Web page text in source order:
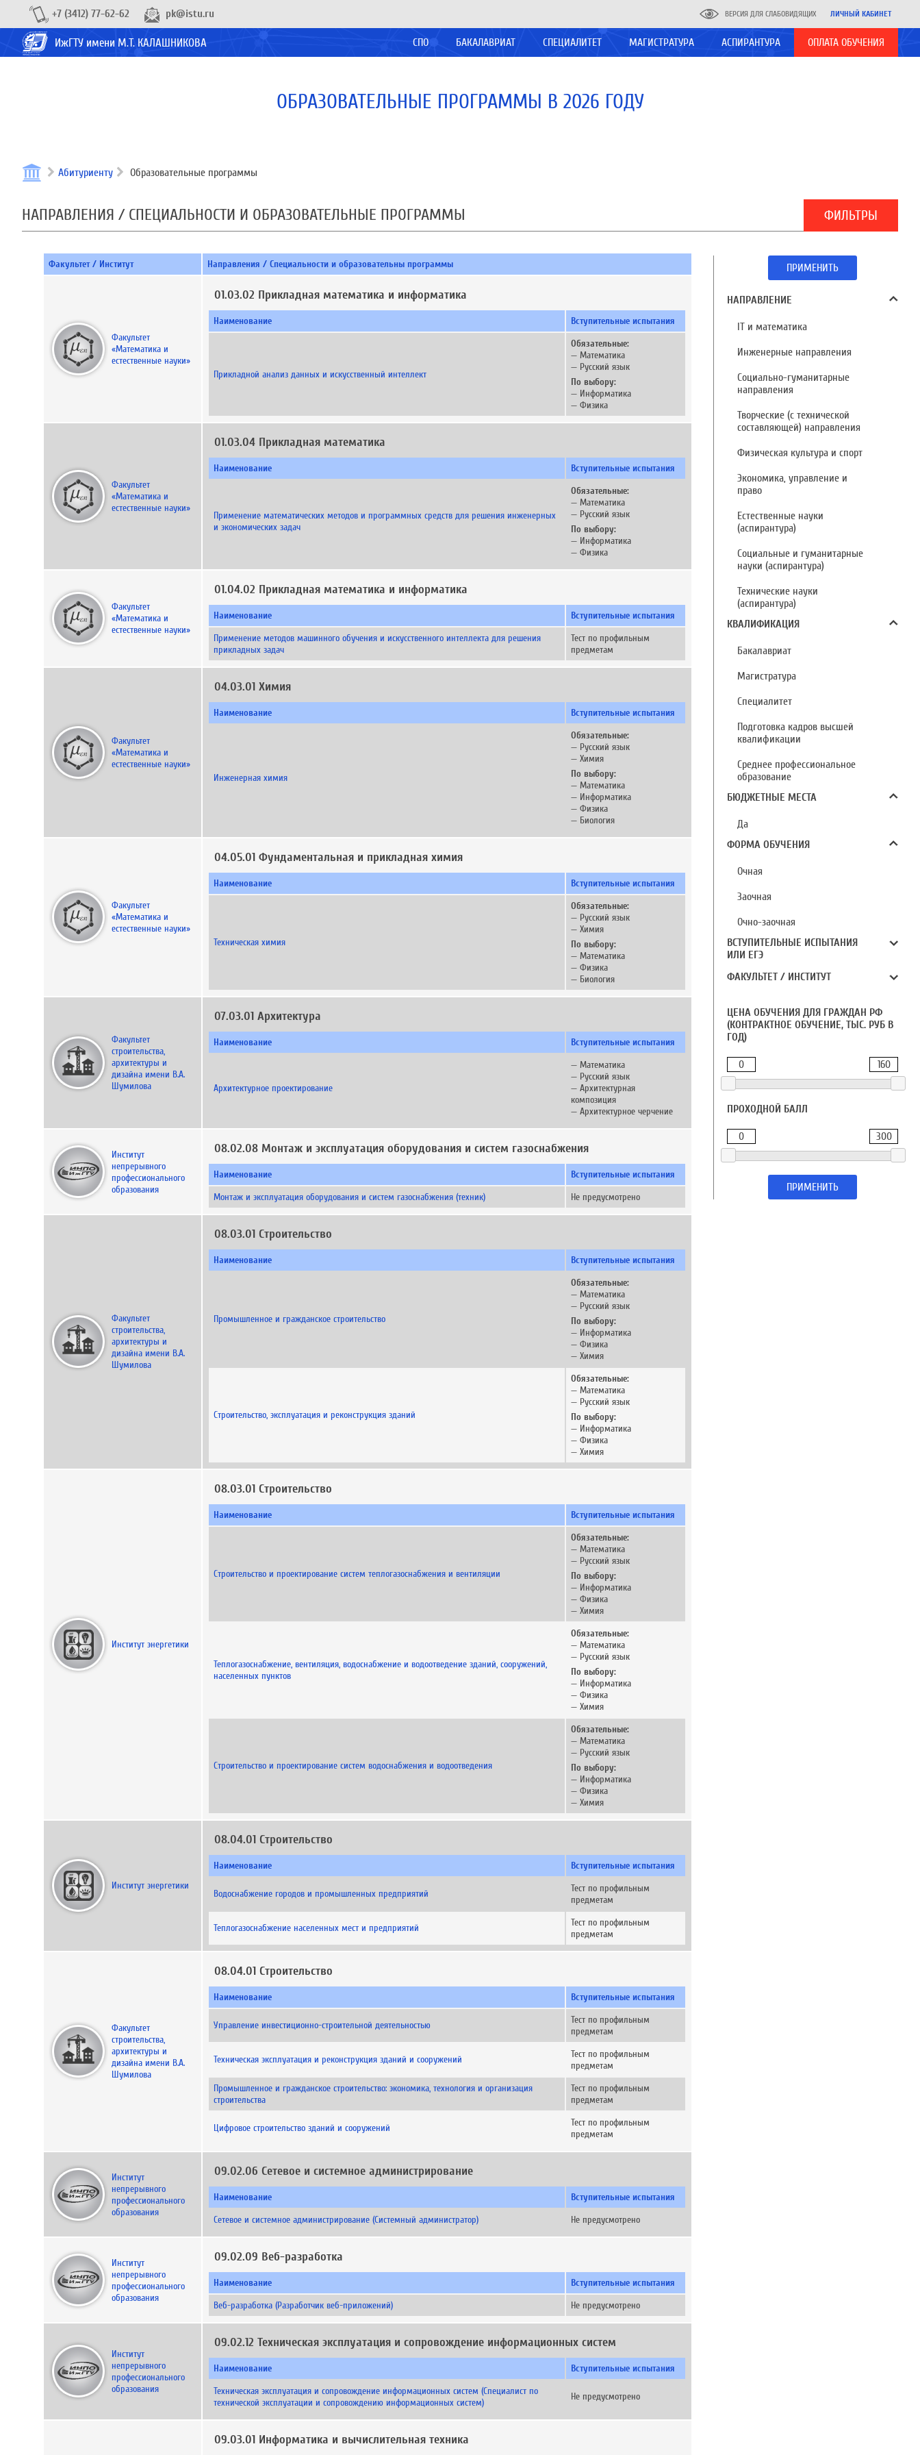
+7 (3412) 77-62-62 pk@istu.ru ВЕРСИЯ ДЛЯ СЛАБОВИДЯЩИХ ЛИЧНЫЙ КАБИНЕТ
ИжГТУ имени М.Т. КАЛАШНИКОВА СПО БАКАЛАВРИАТ СПЕЦИАЛИТЕТ МАГИСТРАТУРА АСПИРАНТУРА ОПЛАТА ОБУЧЕНИЯ
ОБРАЗОВАТЕЛЬНЫЕ ПРОГРАММЫ В 2026 ГОДУ
Абитуриенту Образовательные программы
НАПРАВЛЕНИЯ / СПЕЦИАЛЬНОСТИ И ОБРАЗОВАТЕЛЬНЫЕ ПРОГРАММЫ ФИЛЬТРЫ
Факультет / Институт Направления / Специальности и образовательны программы
Факультет
«Математика и
естественные науки»
01.03.02 Прикладная математика и информатика
Наименование Вступительные испытания
Прикладной анализ данных и искусственный интеллект
Обязательные:
— Математика
— Русский язык
По выбору:
— Информатика
— Физика
Факультет
«Математика и
естественные науки»
01.03.04 Прикладная математика
Наименование Вступительные испытания
Применение математических методов и программных средств для решения инженерных
и экономических задач
Обязательные:
— Математика
— Русский язык
По выбору:
— Информатика
— Физика
Факультет
«Математика и
естественные науки»
01.04.02 Прикладная математика и информатика
Наименование
Вступительные испытания
Применение методов машинного обучения и искусственного интеллекта для решения
прикладных задач
Тест по профильным
предметам
Факультет
«Математика и
естественные науки»
04.03.01 Химия
Наименование Вступительные испытания
Инженерная химия
Обязательные:
— Русский язык
— Химия
По выбору:
— Математика
— Информатика
— Физика
— Биология
Факультет
«Математика и
естественные науки»
04.05.01 Фундаментальная и прикладная химия
Наименование Вступительные испытания
Техническая химия
Обязательные:
— Русский язык
— Химия
По выбору:
— Математика
— Физика
— Биология
Факультет
строительства,
архитектуры и
дизайна имени В.А.
Шумилова
07.03.01 Архитектура
Наименование Вступительные испытания
Архитектурное проектирование
— Математика
— Русский язык
— Архитектурная
композиция
— Архитектурное черчение
Институт
непрерывного
профессионального
образования
08.02.08 Монтаж и эксплуатация оборудования и систем газоснабжения
Наименование
Вступительные испытания
Монтаж и эксплуатация оборудования и систем газоснабжения (техник)
Не предусмотрено
Факультет
строительства,
архитектуры и
дизайна имени В.А.
Шумилова
08.03.01 Строительство
Наименование Вступительные испытания
Промышленное и гражданское строительство
Обязательные:
— Математика
— Русский язык
По выбору:
— Информатика
— Физика
— Химия
Строительство, эксплуатация и реконструкция зданий
Обязательные:
— Математика
— Русский язык
По выбору:
— Информатика
— Физика
— Химия
Институт энергетики
08.03.01 Строительство
Наименование Вступительные испытания
Строительство и проектирование систем теплогазоснабжения и вентиляции
Обязательные:
— Математика
— Русский язык
По выбору:
— Информатика
— Физика
— Химия
Теплогазоснабжение, вентиляция, водоснабжение и водоотведение зданий, сооружений,
населенных пунктов
Обязательные:
— Математика
— Русский язык
По выбору:
— Информатика
— Физика
— Химия
Строительство и проектирование систем водоснабжения и водоотведения
Обязательные:
— Математика
— Русский язык
По выбору:
— Информатика
— Физика
— Химия
Институт энергетики
08.04.01 Строительство
Наименование Вступительные испытания
Водоснабжение городов и промышленных предприятий
Тест по профильным
предметам
Теплогазоснабжение населенных мест и предприятий
Тест по профильным
предметам
Факультет
строительства,
архитектуры и
дизайна имени В.А.
Шумилова
08.04.01 Строительство
Наименование Вступительные испытания
Управление инвестиционно-строительной деятельностью
Тест по профильным
предметам
Техническая эксплуатация и реконструкция зданий и сооружений
Тест по профильным
предметам
Промышленное и гражданское строительство: экономика, технология и организация
строительства
Тест по профильным
предметам
Цифровое строительство зданий и сооружений
Тест по профильным
предметам
Институт
непрерывного
профессионального
образования
09.02.06 Сетевое и системное администрирование
Наименование
Вступительные испытания
Сетевое и системное администрирование (Системный администратор)
Не предусмотрено
Институт
непрерывного
профессионального
образования
09.02.09 Веб-разработка
Наименование
Вступительные испытания
Веб-разработка (Разработчик веб-приложений)
Не предусмотрено
Институт
непрерывного
профессионального
образования
09.02.12 Техническая эксплуатация и сопровождение информационных систем
Наименование
Вступительные испытания
Техническая эксплуатация и сопровождение информационных систем (Специалист по
технической эксплуатации и сопровождению информационных систем)
Не предусмотрено
09.03.01 Информатика и вычислительная техника
ПРИМЕНИТЬ
НАПРАВЛЕНИЕ
IT и математика
Инженерные направления
Социально-гуманитарные
направления
Творческие (с технической
составляющей) направления
Физическая культура и спорт
Экономика, управление и
право
Естественные науки
(аспирантура)
Социальные и гуманитарные
науки (аспирантура)
Технические науки
(аспирантура)
КВАЛИФИКАЦИЯ
Бакалавриат
Магистратура
Специалитет
Подготовка кадров высшей
квалификации
Среднее профессиональное
образование
БЮДЖЕТНЫЕ МЕСТА
Да
ФОРМА ОБУЧЕНИЯ
Очная
Заочная
Очно-заочная
ВСТУПИТЕЛЬНЫЕ ИСПЫТАНИЯ
ИЛИ ЕГЭ
ФАКУЛЬТЕТ / ИНСТИТУТ
ЦЕНА ОБУЧЕНИЯ ДЛЯ ГРАЖДАН РФ
(КОНТРАКТНОЕ ОБУЧЕНИЕ, ТЫС. РУБ В
ГОД)
0 160
ПРОХОДНОЙ БАЛЛ
0 300
ПРИМЕНИТЬ